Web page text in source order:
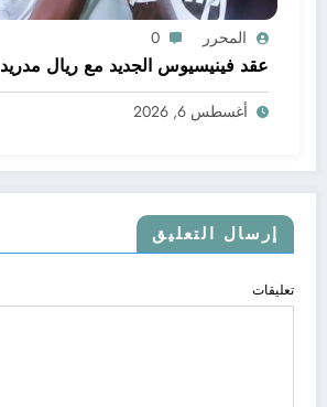
المحرر 0
عقد فينيسيوس الجديد مع ريال مدريد
أغسطس 6, 2026
إرسال التعليق
تعليقات